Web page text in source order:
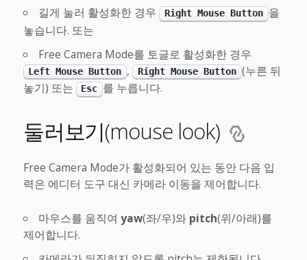
길게 눌러 활성화한 경우 Right Mouse Button 을
놓습니다. 또는
Free Camera Mode를 토글로 활성화한 경우
Left Mouse Button , Right Mouse Button (누른 뒤
놓기) 또는
Esc 를 누릅니다.
둘러보기(mouse look)
Free Camera Mode가 활성화되어 있는 동안 다음 입
력은 에디터 도구 대신 카메라 이동을 제어합니다.
마우스를 움직여yaw(좌/우)와 pitch(위/아래)를
제어합니다.